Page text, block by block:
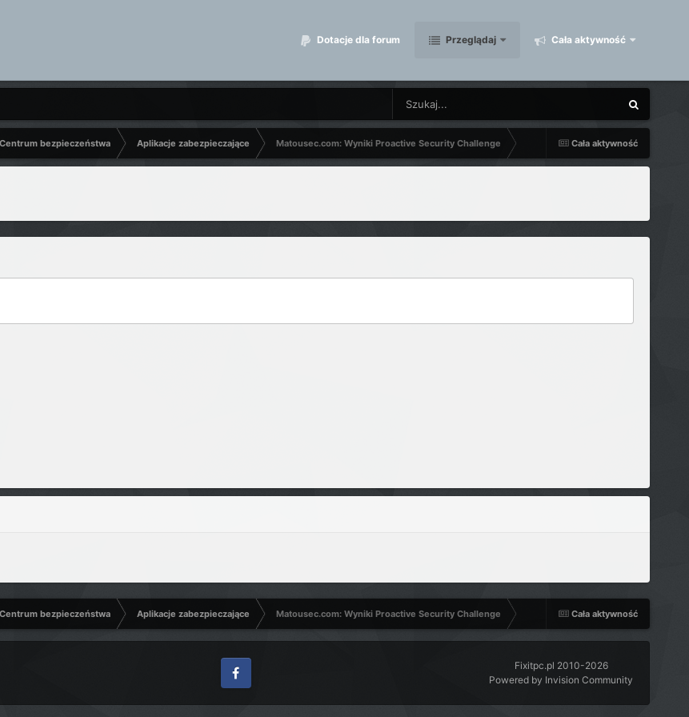
Dotacje dla forum Przeglądaj Cała aktywność
Cała aktywność
bezpieczeństwa Aplikacje zabezpieczające Matousec.com: Wyniki Proactive Security Challenge
Cała aktywność
bezpieczeństwa Aplikacje zabezpieczające Matousec.com: Wyniki Proactive Security Challenge
Facebook
Fixitpc.pl 2010-2026
Powered by Invision Community